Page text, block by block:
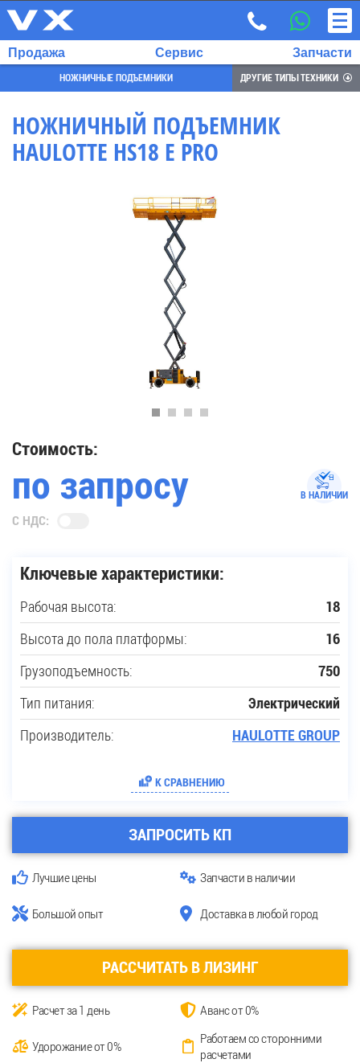
ВЫБРАННЫЙ
Купить новую технику
Сферы применения
Запчасти
Услуги
О компании
Контакты
Продажа Сервис Запчасти
НОЖНИЧНЫЕ ПОДЪЕМНИКИ ДРУГИЕ ТИПЫ ТЕХНИКИ
НОЖНИЧНЫЙ ПОДЪЕМНИК
HAULOTTE HS18 E PRO
Ключевые характеристики:
Рабочая высота: 18
Высота до пола платформы: 16
Грузоподъемность: 750
Тип питания: Электрический
Производитель: HAULOTTE GROUP
К СРАВНЕНИЮ
ЗАПРОСИТЬ КП
Лучшие цены Запчасти в наличии
Большой опыт Доставка в любой город
РАССЧИТАТЬ В ЛИЗИНГ
Расчет за 1 день Аванс от 0%
Удорожание от 0%
Работаем со сторонними
расчетами
Стоимость:
по запросу В НАЛИЧИИ
С НДС: